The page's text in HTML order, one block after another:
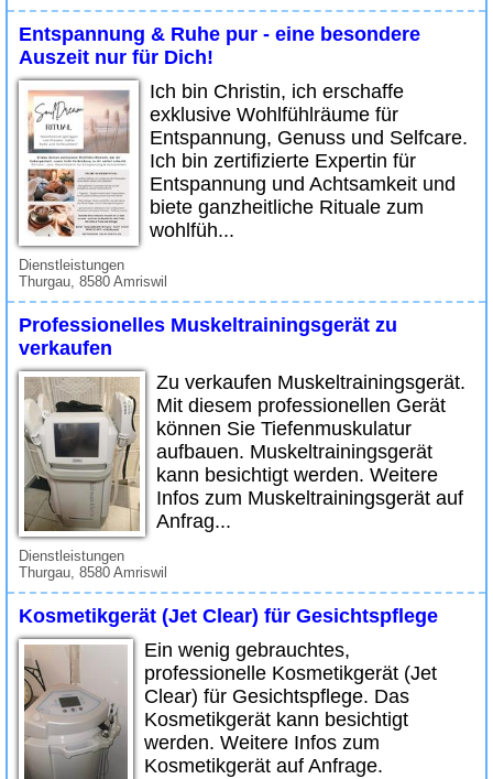
Entspannung & Ruhe pur - eine besondere
Auszeit nur für Dich!
Ich bin Christin, ich erschaffe
exklusive Wohlfühlräume für
Entspannung, Genuss und Selfcare.
Ich bin zertifizierte Expertin für
Entspannung und Achtsamkeit und
biete ganzheitliche Rituale zum
wohlfüh...
Dienstleistungen
Thurgau, 8580 Amriswil
Professionelles Muskeltrainingsgerät zu
verkaufen
Zu verkaufen Muskeltrainingsgerät.
Mit diesem professionellen Gerät
können Sie Tiefenmuskulatur
aufbauen. Muskeltrainingsgerät
kann besichtigt werden. Weitere
Infos zum Muskeltrainingsgerät auf
Anfrag...
Dienstleistungen
Thurgau, 8580 Amriswil
Kosmetikgerät (Jet Clear) für Gesichtspflege
Ein wenig gebrauchtes,
professionelle Kosmetikgerät (Jet
Clear) für Gesichtspflege. Das
Kosmetikgerät kann besichtigt
werden. Weitere Infos zum
Kosmetikgerät auf Anfrage.